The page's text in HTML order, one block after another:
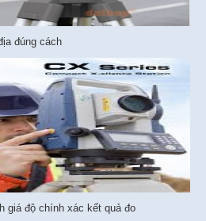
đúng cách
giá độ chính xác kết quả đo